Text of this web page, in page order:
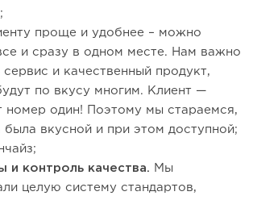
проще и удобнее – можно
и сразу в одном месте. Нам важно
сервис и качественный продукт,
по вкусу многим. Клиент —
номер один! Поэтому мы стараемся,
была вкусной и при этом доступной;
и контроль качества. Мы
целую систему стандартов,